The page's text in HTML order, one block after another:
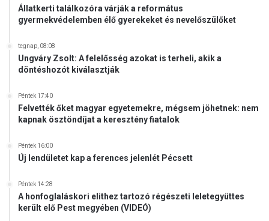
Állatkerti találkozóra várják a református
gyermekvédelemben élő gyerekeket és nevelőszülőket
tegnap, 08:08
Ungváry Zsolt: A felelősség azokat is terheli, akik a
döntéshozót kiválasztják
Péntek 17:40
Felvették őket magyar egyetemekre, mégsem jöhetnek: nem
kapnak ösztöndíjat a keresztény fiatalok
Péntek 16:00
Új lendületet kap a ferences jelenlét Pécsett
Péntek 14:28
A honfoglaláskori elithez tartozó régészeti leletegyüttes
került elő Pest megyében (VIDEÓ)